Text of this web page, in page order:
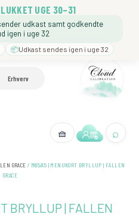
UGE 30–31
udkast samt godkendte
igen i uge 32
📦Udkast sendes igen i uge 32
Erhverv
🧺 ⌕
❓️ BESØG
GRACE / M65/A5 | MENUKORT BRYLLUP | FALLEN
GRACE
BRYLLUP | FALLEN